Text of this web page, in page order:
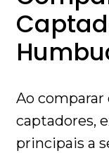
Ao comparar
captadores,
principais a